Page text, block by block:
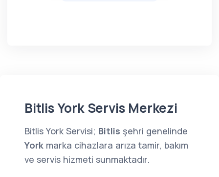
Bitlis York Servis Merkezi
Bitlis York Servisi; Bitlis şehri genelinde
York marka cihazlara arıza tamir, bakım
ve servis hizmeti sunmaktadır.